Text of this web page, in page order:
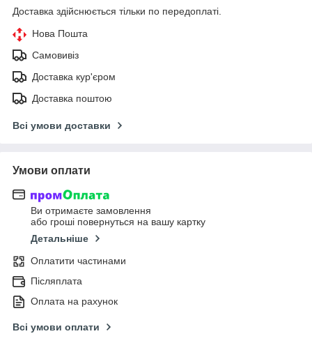
Доставка здійснюється тільки по передоплаті.
Нова Пошта
Самовивіз
Доставка кур'єром
Доставка поштою
Всі умови доставки
Умови оплати
Ви отримаєте замовлення
або гроші повернуться на вашу картку
Детальніше
Оплатити частинами
Післяплата
Оплата на рахунок
Всі умови оплати